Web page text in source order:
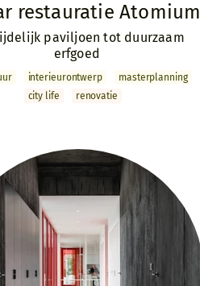
restauratie Atomium
paviljoen tot duurzaam
erfgoed
interieur­ontwerp
master­­planning
city life
renovatie